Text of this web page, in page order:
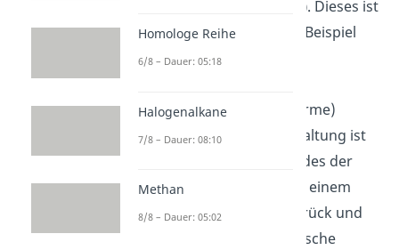
(DBPO). Dieses ist
labil und kann somit zum Beispiel
photolytisch(unter
thermolytisch
(durch Wärme)
gespalten werden. Die Spaltung ist
, das heißt jedes der
beiden Radikale bleibt mit einem
ungepaarten
zurück und
sind bereit für die radikalische
Homologe Reihe
6/8 – Dauer: 05:18
Halogenalkane
7/8 – Dauer: 08:10
Methan
8/8 – Dauer: 05:02